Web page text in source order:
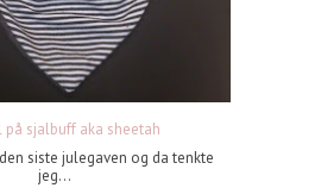
på sjalbuff aka sheetah
siste julegaven og da tenkte
jeg...